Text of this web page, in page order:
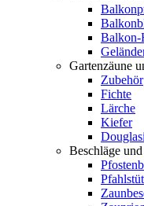
Balkon-
Gartenzäune
Zubehör
Fichte
Lärche
Kiefer
Beschläge